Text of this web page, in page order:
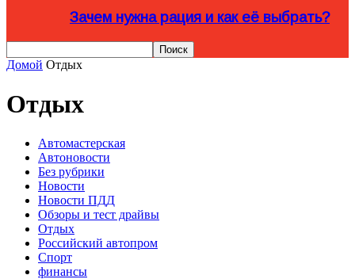
Зачем нужна рация и как её выбрать?
Домой Отдых
Отдых
Автомастерская
Автоновости
Без рубрики
Новости
Новости ПДД
Обзоры и тест драйвы
Отдых
Российский автопром
Спорт
финансы